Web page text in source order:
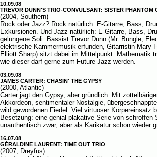
10.09.08
TREVOR DUNN'S TRIO-CONVULSANT: SISTER PHANTOM
(2004, Southern)
Rock oder Jazz? Rock natürlich: E-Gitarre, Bass,
Exkursionen. Und Jazz natürlich: E-Gitarre, Bass,
gelungene Soli. Bassist Trevor Dunn (Mr. Bungle,
elektrische Kammermusik erfunden, Gitarristin Mary
Elliott Sharp) sitzt dabei im Mittelpunkt. Mathematik
wie dieser darf gerne zum Future Jazz werden.
03.09.08
JAMES CARTER: CHASIN' THE GYPSY
(2000, Atlantic)
Carter jagt den Gypsy, aber gründlich. Mit
Akkordeon, sentimentaler Nostalgie,
wild gewordenen Fiedel. Viel virtuoser Körpereinsatz
Besetzung: eine genial plakative Serie von schroffen
unauthentisch zwar, aber als Karikatur schon wieder
16.07.08
GÉRALDINE LAURENT: TIME OUT TRIO
(2007, Dreyfus)